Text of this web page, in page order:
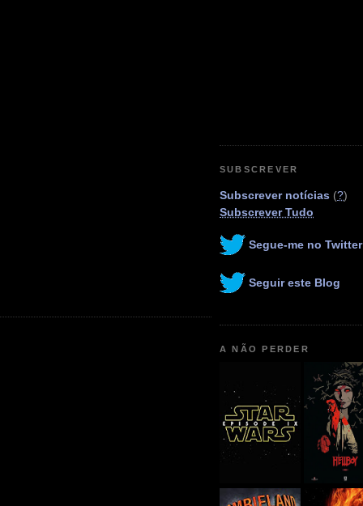
SUBSCREVER
Subscrever notícias (?)
Subscrever Tudo
Segue-me no Twitter
Seguir este Blog
A NÃO PERDER